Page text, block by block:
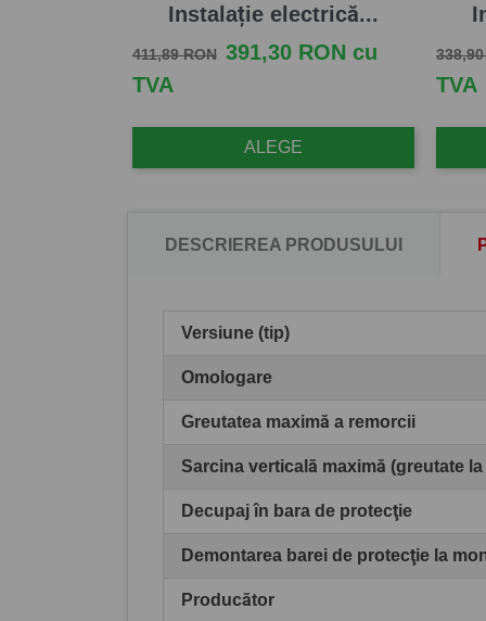
Instalație electrică...
Pret de baza
411,89 RON Pret
391,30 RON cu
TVA
ALEGE
Pret
TVA
DESCRIEREA PRODUSULUI
Versiune (tip)
Omologare
Greutatea maximă a remorcii
Sarcina verticală maximă (greutate
Decupaj în bara de protecţie
Demontarea barei de protecţie la
Producător